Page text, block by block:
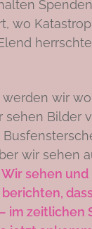
wo
wir
sehen Bilder
wir sehen
Wir sehen
im zeitlichen